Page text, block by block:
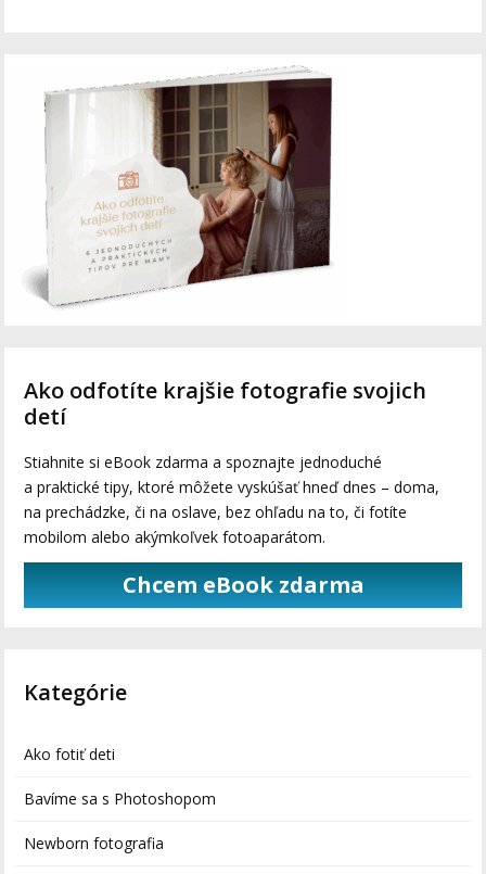
Ako odfotíte krajšie fotografie svojich
detí
Stiahnite si eBook zdarma a spoznajte jednoduché
a praktické tipy, ktoré môžete vyskúšať hneď dnes – doma,
na prechádzke, či na oslave, bez ohľadu na to, či fotíte
mobilom alebo akýmkoľvek fotoaparátom.
Chcem eBook zdarma
Kategórie
Ako fotiť deti
Bavíme sa s Photoshopom
Newborn fotografia